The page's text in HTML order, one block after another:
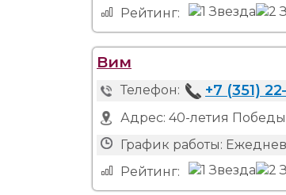
Рейтинг:
Вим
Телефон: +7 (351)
Адрес: 40-летия
График работы:
Рейтинг: